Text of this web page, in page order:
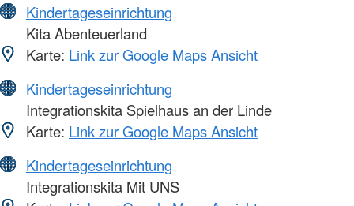
Kindertageseinrichtung
Kita Abenteuerland
Karte: Link zur Google Maps Ansicht
Kindertageseinrichtung
Integrationskita Spielhaus an der Linde
Karte: Link zur Google Maps Ansicht
Kindertageseinrichtung
Integrationskita Mit UNS